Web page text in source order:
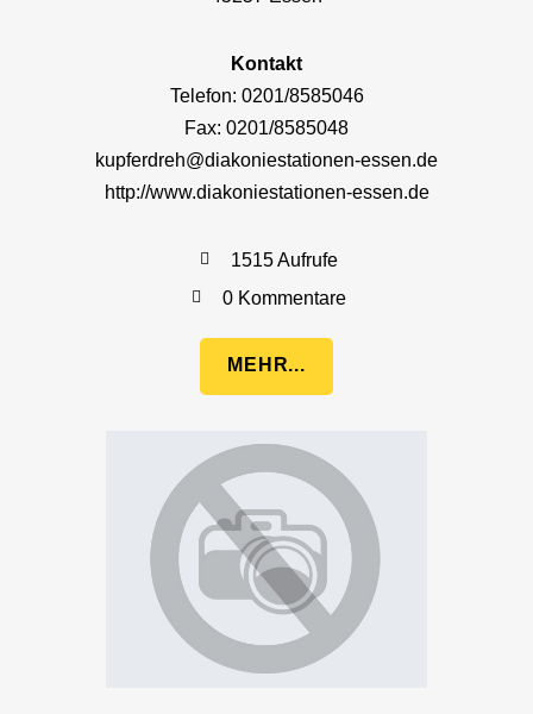
Kontakt
Telefon: 0201/8585046
Fax: 0201/8585048
kupferdreh@diakoniestationen-essen.de
http://www.diakoniestationen-essen.de
1515 Aufrufe
0 Kommentare
MEHR...